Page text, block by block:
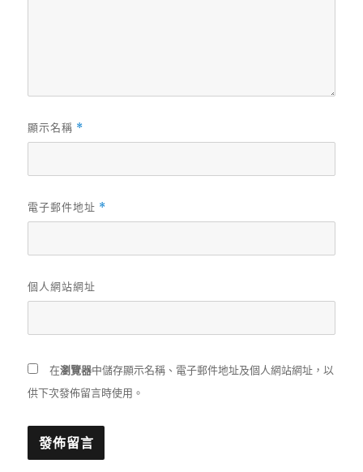
顯示名稱 *
電子郵件地址 *
個人網站網址
在瀏覽器中儲存顯示名稱、電子郵件地址及個人網站網址，以
供下次發佈留言時使用。